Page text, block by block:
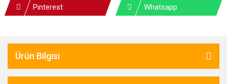
Pinterest Whatsapp
Ürün Bilgisi